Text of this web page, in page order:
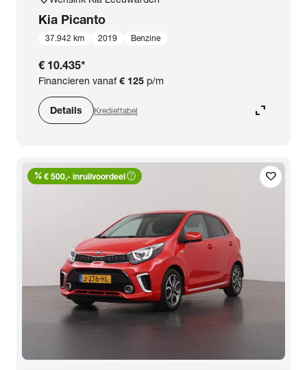
Kia Picanto
37.942 km 2019 Benzine
€ 10.435*
Financieren vanaf€ 125 p/m
Details Krediettabel expand_content
favorite
percent € 500,- inruilvoordeelhelp_outline